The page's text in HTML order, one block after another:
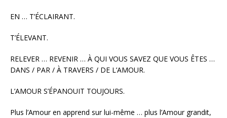
EN … T’ÉCLAIRANT.
T’ÉLEVANT.
RELEVER … REVENIR … À QUI VOUS SAVEZ QUE VOUS ÊTES …
DANS / PAR / À TRAVERS / DE L’AMOUR.
L’AMOUR S’ÉPANOUIT TOUJOURS.
Plus l’Amour en apprend sur lui-même … plus l’Amour grandit,